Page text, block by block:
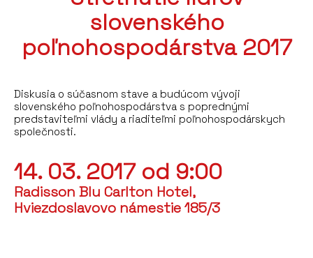
slovenského
poľnohospodárstva 2017
Diskusia o súčasnom stave a budúcom vývoji
slovenského poľnohospodárstva s poprednými
predstaviteľmi vlády a riaditeľmi poľnohospodárskych
společnosti.
14. 03. 2017 od 9:00
Radisson Blu Carlton Hotel,
Hviezdoslavovo námestie 185/3